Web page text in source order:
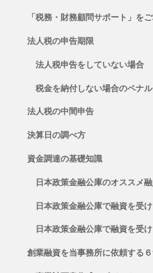
「税務・財務顧問サポート」を
法人税の申告期限
法人税申告をしていない場合
税金を納付しない場合のペナル
法人税の中間申告
決算日の調べ方
資金調達の基礎知識
日本政策金融公庫のオススメ
日本政策金融公庫で融資を受
日本政策金融公庫で融資を受
創業融資を当事務所に依頼する